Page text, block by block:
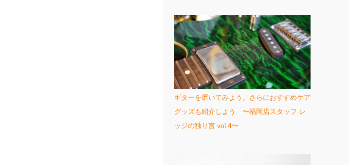
ギターを磨いてみよう。さらにおすすめケア
グッズも紹介しよう 〜福岡店スタッフ レ
ッジの独り言 vol.4〜